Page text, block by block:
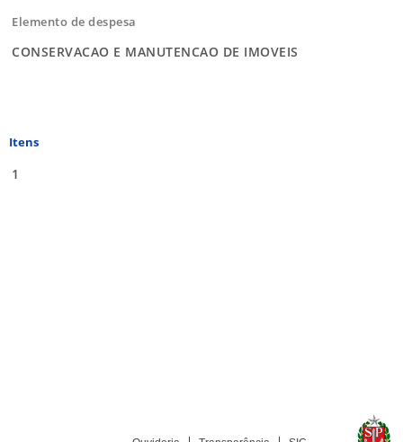
Elemento de despesa
CONSERVACAO E MANUTENCAO DE IMOVEIS
Itens
1